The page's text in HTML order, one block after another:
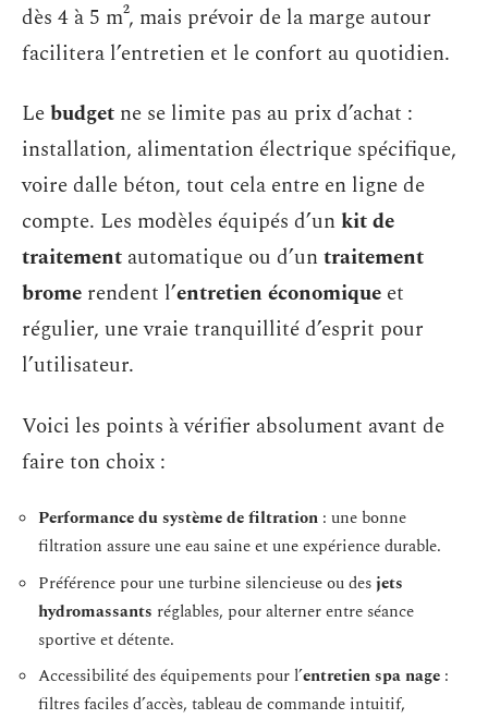
dès 4 à 5 m², mais prévoir de la marge autour
facilitera l’entretien et le confort au quotidien.
Lebudget ne se limite pas au prix d’achat :
installation, alimentation électrique spécifique,
voire dalle béton, tout cela entre en ligne de
compte. Les modèles équipés d’unkit de
traitement automatique ou d’untraitement
brome rendent l’entretien économique et
régulier, une vraie tranquillité d’esprit pour
l’utilisateur.
Voici les points à vérifier absolument avant de
faire ton choix :
Performance du système de filtration : une bonne
filtration assure une eau saine et une expérience durable.
Préférence pour une turbine silencieuse ou desjets
hydromassants réglables, pour alterner entre séance
sportive et détente.
Accessibilité des équipements pour l’entretien spa nage :
filtres faciles d’accès, tableau de commande intuitif,